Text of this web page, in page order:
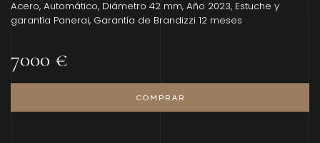
Acero, Automático, Diámetro 42 mm, Año 2023, Estuche y
garantía Panerai, Garantía de Brandizzi 12 meses
7000 €
COMPRAR